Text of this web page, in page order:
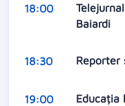
18:00
Baiardi
18:30 Reporter
19:00 Educația